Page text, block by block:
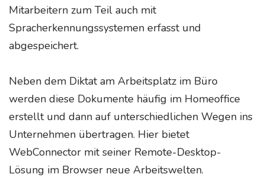
Mitarbeitern zum Teil auch mit
Spracherkennungssystemen erfasst und
abgespeichert.
Neben dem Diktat am Arbeitsplatz im Büro
werden diese Dokumente häufig im Homeoffice
erstellt und dann auf unterschiedlichen Wegen ins
Unternehmen übertragen. Hier bietet
WebConnector mit seiner Remote-Desktop-
Lösung im Browser neue Arbeitswelten.